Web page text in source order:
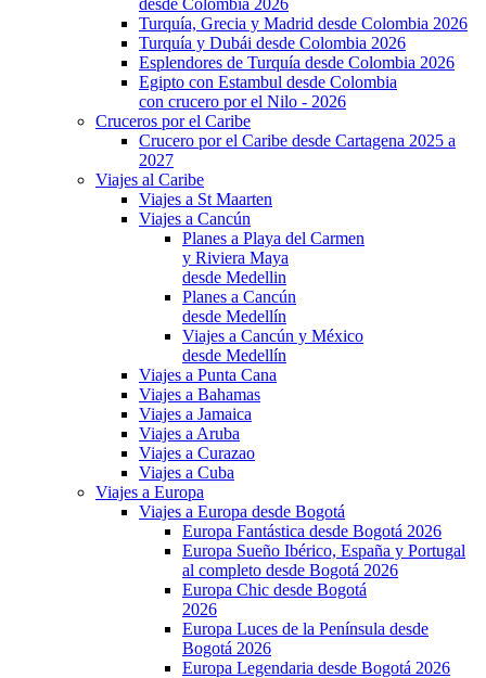
desde Colombia 2026
Turquía, Grecia y Madrid desde Colombia 2026
Turquía y Dubái desde Colombia 2026
Esplendores de Turquía desde Colombia 2026
Egipto con Estambul desde Colombia
con crucero por el Nilo - 2026
Cruceros por el Caribe
Crucero por el Caribe desde Cartagena 2025 a
2027
Viajes al Caribe
Viajes a St Maarten
Viajes a Cancún
Planes a Playa del Carmen
y Riviera Maya
desde Medellin
Planes a Cancún
desde Medellín
Viajes a Cancún y México
desde Medellín
Viajes a Punta Cana
Viajes a Bahamas
Viajes a Jamaica
Viajes a Aruba
Viajes a Curazao
Viajes a Cuba
Viajes a Europa
Viajes a Europa desde Bogotá
Europa Fantástica desde Bogotá 2026
Europa Sueño Ibérico, España y Portugal
al completo desde Bogotá 2026
Europa Chic desde Bogotá
2026
Europa Luces de la Península desde
Bogotá 2026
Europa Legendaria desde Bogotá 2026